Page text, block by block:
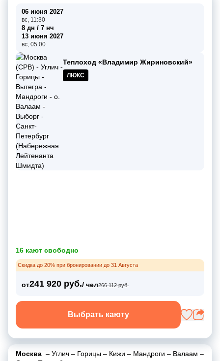
06 июня 2027
вс, 11:30
8 дн / 7 нч
13 июня 2027
вс, 05:00
Теплоход «Владимир Жириновский»
ЛЮКС
16 кают свободно
Скидка до 20% при бронировании до 31 Августа
от241 920 руб./ чел266 112 руб.
Выбрать каюту
Москва – Углич – Горицы – Кижи – Мандроги – Валаам –